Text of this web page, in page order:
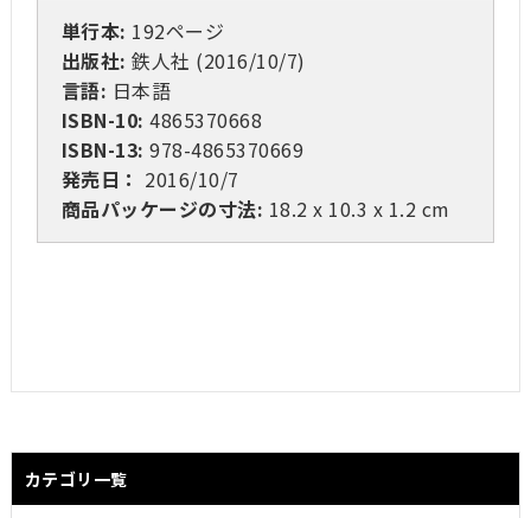
単行本: 192ページ
出版社: 鉄人社 (2016/10/7)
言語: 日本語
ISBN-10: 4865370668
ISBN-13: 978-4865370669
発売日： 2016/10/7
商品パッケージの寸法: 18.2 x 10.3 x 1.2 cm
カテゴリ一覧